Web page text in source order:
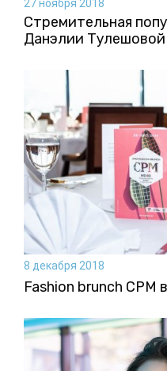
27 ноября 2018
Стремительная
Данэлии Тулешовой
8 декабря 2018
Fashion brunch CPM